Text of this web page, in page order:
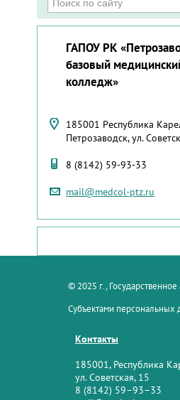
ГАПОУ РК
базовый
колледж»
185001 Республика
Петрозаводск, ул.
8 (8142) 59-93-33
mail@medcol-ptz.ru
© 2025 г.,
Субъектами
Контакты
185001, Республика
ул. Советская, 15
8 (8142) 59–93–33